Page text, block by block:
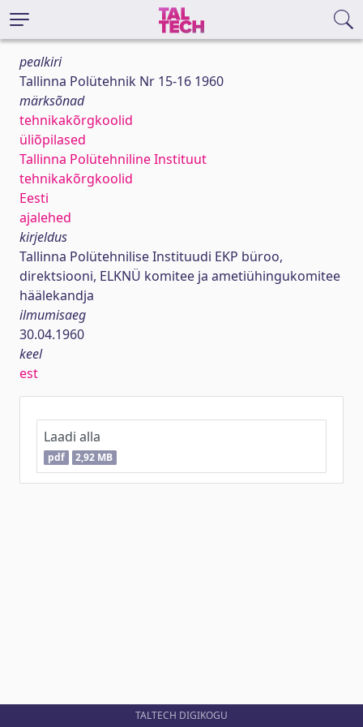
pealkiri
Tallinna Polütehnik Nr 15-16 1960
märksõnad
tehnikakõrgkoolid
üliõpilased
Tallinna Polütehniline Instituut
tehnikakõrgkoolid
Eesti
ajalehed
kirjeldus
Tallinna Polütehnilise Instituudi EKP büroo,
direktsiooni, ELKNÜ komitee ja ametiühingukomitee
häälekandja
ilmumisaeg
30.04.1960
keel
est
Laadi alla
pdf 2,92 MB
TALTECH DIGIKOGU